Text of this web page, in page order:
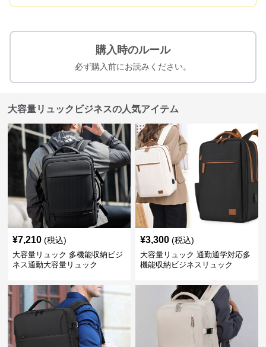
購入時のルール
必ず購入前にお読みください。
大容量リュックビジネスの人気アイテム
¥7,210 (税込)
大容量リュック 多機能収納ビジ
ネス通勤大容量リュック
¥3,300 (税込)
大容量リュック 通勤通学対応多
機能収納ビジネスリュック